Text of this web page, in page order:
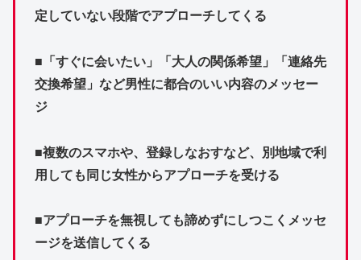
定していない段階でアプローチしてくる
■「すぐに会いたい」「大人の関係希望」「連絡先
交換希望」など男性に都合のいい内容のメッセー
ジ
■複数のスマホや、登録しなおすなど、別地域で利
用しても同じ女性からアプローチを受ける
■アプローチを無視しても諦めずにしつこくメッセ
ージを送信してくる